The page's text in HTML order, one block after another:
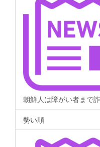
朝鮮人は障がい者まで
勢い順